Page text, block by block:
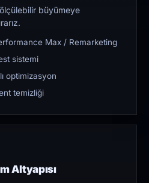
büyümeye
Max / Remarketing
sistemi
optimizasyon
temizliği
Altyapısı